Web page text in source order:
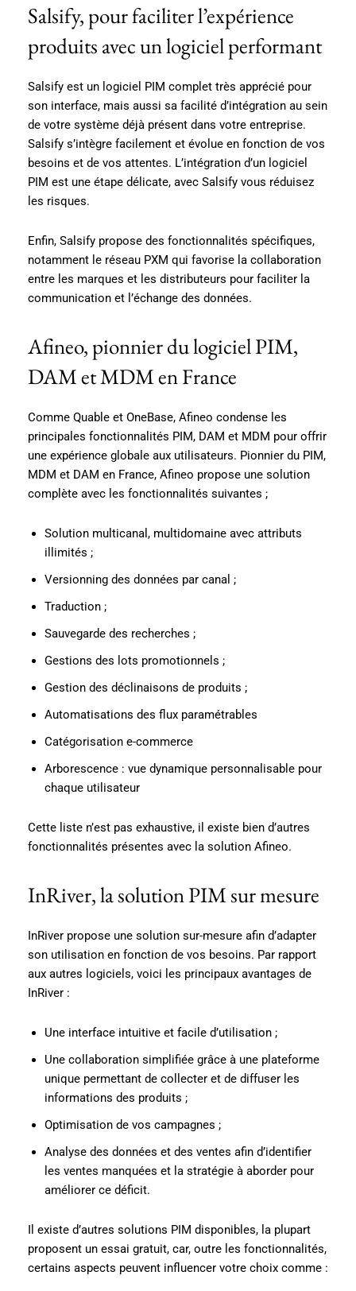
Salsify, pour faciliter l’expérience
produits avec un logiciel performant
Salsify est un logiciel PIM complet très apprécié pour
son interface, mais aussi sa facilité d’intégration au sein
de votre système déjà présent dans votre entreprise.
Salsify s’intègre facilement et évolue en fonction de vos
besoins et de vos attentes. L’intégration d’un logiciel
PIM est une étape délicate, avec Salsify vous réduisez
les risques.
Enfin, Salsify propose des fonctionnalités spécifiques,
notamment le réseau PXM qui favorise la collaboration
entre les marques et les distributeurs pour faciliter la
communication et l’échange des données.
Afineo, pionnier du logiciel PIM,
DAM et MDM en France
Comme Quable et OneBase, Afineo condense les
principales fonctionnalités PIM, DAM et MDM pour offrir
une expérience globale aux utilisateurs. Pionnier du PIM,
MDM et DAM en France, Afineo propose une solution
complète avec les fonctionnalités suivantes ;
Solution multicanal, multidomaine avec attributs
illimités ;
Versionning des données par canal ;
Traduction ;
Sauvegarde des recherches ;
Gestions des lots promotionnels ;
Gestion des déclinaisons de produits ;
Automatisations des flux paramétrables
Catégorisation e-commerce
Arborescence : vue dynamique personnalisable pour
chaque utilisateur
Cette liste n’est pas exhaustive, il existe bien d’autres
fonctionnalités présentes avec la solution Afineo.
InRiver, la solution PIM sur mesure
InRiver propose une solution sur-mesure afin d’adapter
son utilisation en fonction de vos besoins. Par rapport
aux autres logiciels, voici les principaux avantages de
InRiver :
Une interface intuitive et facile d’utilisation ;
Une collaboration simplifiée grâce à une plateforme
unique permettant de collecter et de diffuser les
informations des produits ;
Optimisation de vos campagnes ;
Analyse des données et des ventes afin d’identifier
les ventes manquées et la stratégie à aborder pour
améliorer ce déficit.
Il existe d’autres solutions PIM disponibles, la plupart
proposent un essai gratuit, car, outre les fonctionnalités,
certains aspects peuvent influencer votre choix comme :